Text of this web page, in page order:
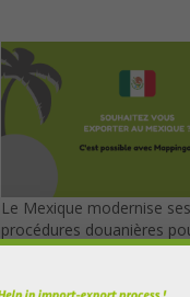
Le Mexique modernise ses
procédures douanières
le commerce international